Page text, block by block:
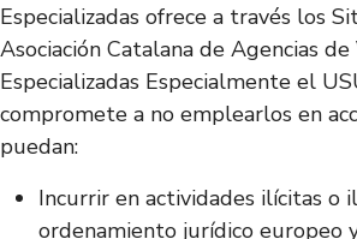
Especializadas ofrece a través los
Asociación Catalana de Agencias de
Especializadas Especialmente el
compromete a no emplearlos en
puedan:
Incurrir en actividades ilícitas o
ordenamiento jurídico europeo